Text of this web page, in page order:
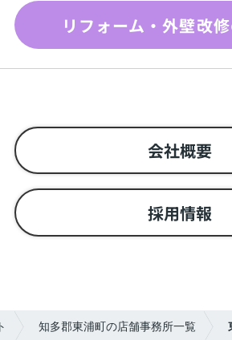
リフォーム・外壁改
会社概要
採用情報
知多郡東浦町の店舗事務所一覧